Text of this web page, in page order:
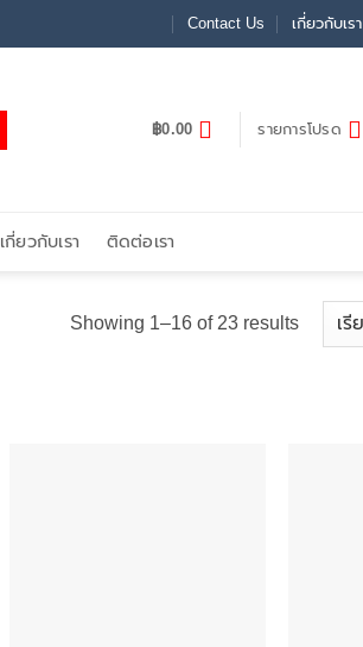
Contact Us เกี่ยวกับเรา
฿0.00 รายการโปรด
เกี่ยวกับเรา ติดต่อเรา
Showing 1–16 of 23 resultsSorted